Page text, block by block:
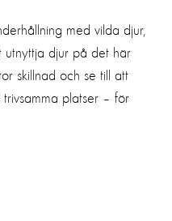
med vilda djur,
utnyttja djur på det här
skillnad och se till att
platser – för